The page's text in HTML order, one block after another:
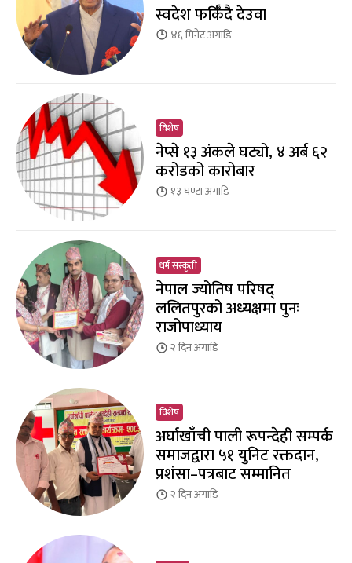
स्वदेश फर्किँदै देउवा
४६ मिनेटअगाडि
विशेष
नेप्से १३ अंकले घट्यो, ४ अर्ब ६२
करोडको कारोबार
१३ घण्टाअगाडि
धर्म संस्कृती
नेपाल ज्योतिष परिषद्
ललितपुरको अध्यक्षमा पुनः
राजोपाध्याय
२ दिनअगाडि
विशेष
अर्घाखाँची पाली रूपन्देही सम्पर्क
समाजद्वारा ५१ युनिट रक्तदान,
प्रशंसा–पत्रबाट सम्मानित
२ दिनअगाडि